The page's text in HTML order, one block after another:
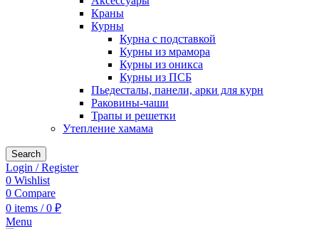
Краны
Курны
Курна с подставкой
Курны из мрамора
Курны из оникса
Курны из ПСБ
Пьедесталы, панели, арки для курн
Раковины-чаши
Трапы и решетки
Утепление хамама
Search
Login / Register
0 Wishlist
0 Compare
0 items / 0 ₽
Menu